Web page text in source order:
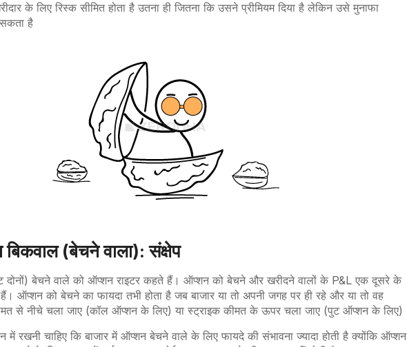
के लिए रिस्क सीमित होता है उतना ही जितना कि उसने प्रीमियम दिया है लेकिन उसे मुनाफा
है
(बेचने वाला): संक्षेप
दोनों) बेचने वाले को ऑप्शन राइटर कहते हैं। ऑप्शन को बेचने और खरीदने वालों के P&L एक दूसरे के
हैं। ऑप्शन को बेचने का फायदा तभी होता है जब बाजार या तो अपनी जगह पर ही रहे और या तो वह
से नीचे चला जाए (कॉल ऑप्शन के लिए) या स्ट्राइक कीमत के ऊपर चला जाए (पुट ऑप्शन के लिए)
में रखनी चाहिए कि बाजार में ऑप्शन बेचने वाले के लिए फायदे की संभावना ज्यादा होती है क्योंकि ऑप्शन